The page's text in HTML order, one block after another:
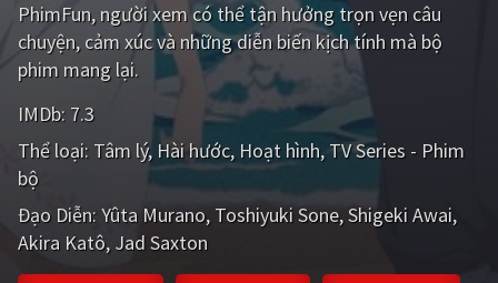
Tổng hợp
CẬP NHẬT
PHIM BỘ
PHIM LẺ
PhimFun, người xem có thể tận hưởng trọn vẹn câu
chuyện, cảm xúc và những diễn biến kịch tính mà bộ
phim mang lại.
IMDb: 7.3
Thể loại: Tâm lý Hài hước Hoạt hình TV Series - Phim
bộ
Đạo Diễn:Yûta Murano Toshiyuki Sone Shigeki Awai
Akira Katô Jad Saxton